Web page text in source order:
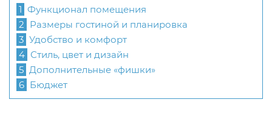
1 Функционал помещения
2 Размеры гостиной и планировка
3 Удобство и комфорт
4 Стиль, цвет и дизайн
5 Дополнительные «фишки»
6 Бюджет